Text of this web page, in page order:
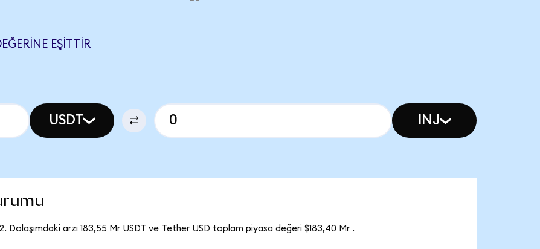
EŞITTIR
USDT INJ
Dolaşımdaki arzı 183,55 Mr USDT ve Tether USD toplam piyasa değeri $183,40 Mr .